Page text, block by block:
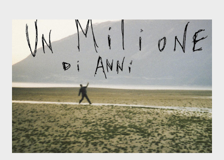
Dicevamo. Ed è da qui che il nostro inizia questo concept
musicale, con " Che ora è" , raccontando la separazione dalla
moglie, del senso di sconfitta e del caldo afoso che opprime,
giusta condizione di sopraffazione: "Non so che ora è, che giorno
è, di questa estate che...". E' raro fare uscire come singolo una
cover, ma...